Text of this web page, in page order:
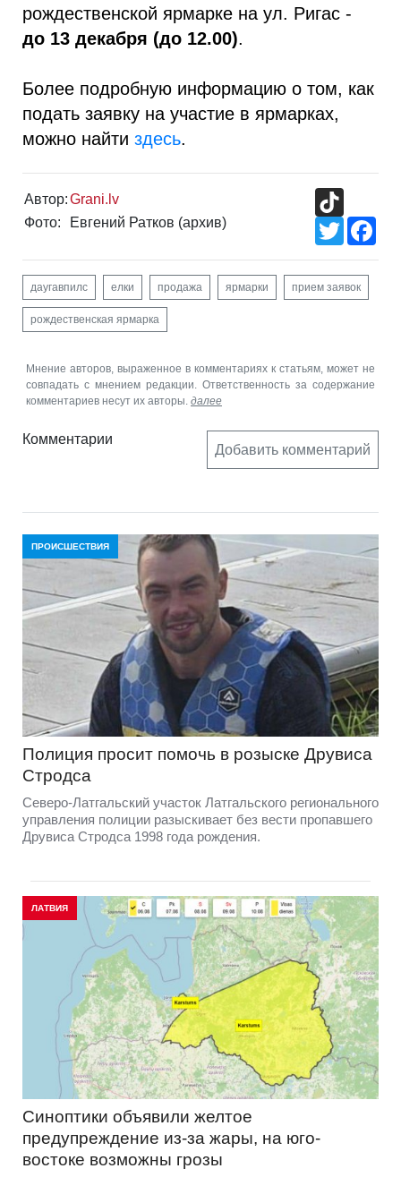
рождественской ярмарке на ул. Ригас -
до 13 декабря (до 12.00).
Более подробную информацию о том, как
подать заявку на участие в ярмарках,
можно найти здесь.
Автор:Grani.lv
Фото:
Евгений Ратков (архив)
Twitter
даугавпилс елки продажа ярмарки прием заявок
рождественская ярмарка
Мнение авторов, выраженное в комментариях к статьям, может не
совпадать с мнением редакции. Ответственность за содержание
комментариев несут их авторы. далее
Комментарии
Добавить комментарий
ПРОИСШЕСТВИЯ
Полиция просит помочь в розыске Друвиса
Стродса
Северо-Латгальский участок Латгальского регионального
управления полиции разыскивает без вести пропавшего
Друвиса Стродса 1998 года рождения.
ЛАТВИЯ
Синоптики объявили желтое
предупреждение из-за жары, на юго-
востоке возможны грозы